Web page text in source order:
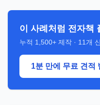
이 사례처럼 전자책
누적 1,500+ 제작 · 11 개
1분 만에 무료 견적